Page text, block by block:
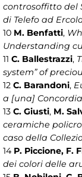
controsoffitto del
di Telefo ad
10 M. Benfatti,
Understanding
11 C. Ballestrazzi,
system” of
12 C. Barandoni,
a [una] Concordia
13 C. Giusti, M.
ceramiche
caso della
14 P. Piccione, F.
dei colori delle